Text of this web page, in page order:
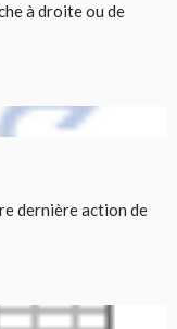
à droite ou de
dernière action de